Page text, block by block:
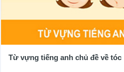
Từ vựng tiếng anh chủ đề về tóc